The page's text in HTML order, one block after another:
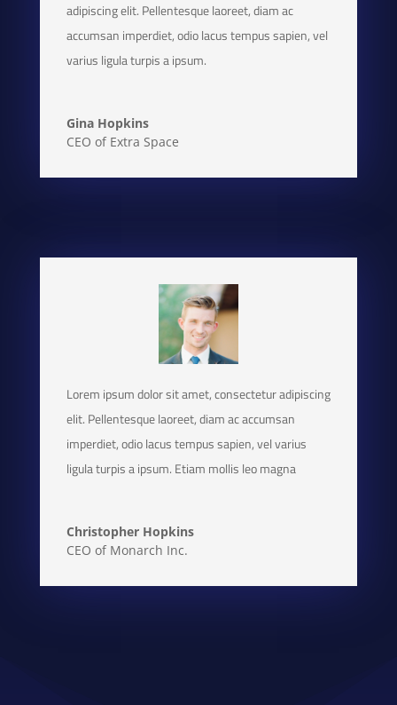
adipiscing elit. Pellentesque laoreet, diam ac
accumsan imperdiet, odio lacus tempus sapien, vel
varius ligula turpis a ipsum.
Gina Hopkins
CEO of Extra Space
Lorem ipsum dolor sit amet, consectetur adipiscing
elit. Pellentesque laoreet, diam ac accumsan
imperdiet, odio lacus tempus sapien, vel varius
ligula turpis a ipsum. Etiam mollis leo magna
Christopher Hopkins
CEO of Monarch Inc.